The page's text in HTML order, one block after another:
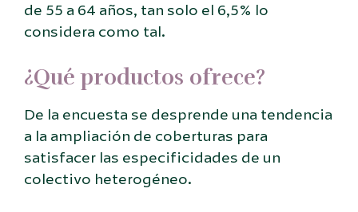
de 55 a 64 años, tan solo el 6,5% lo
considera como tal.
¿Qué productos ofrece?
De la encuesta se desprende una tendencia
a la ampliación de coberturas para
satisfacer las especificidades de un
colectivo heterogéneo.